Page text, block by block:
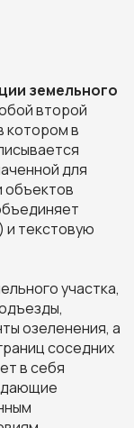
земельного
второй
котором в
для
объектов
и текстовую
участка,
озеленения, а
соседних
в себя